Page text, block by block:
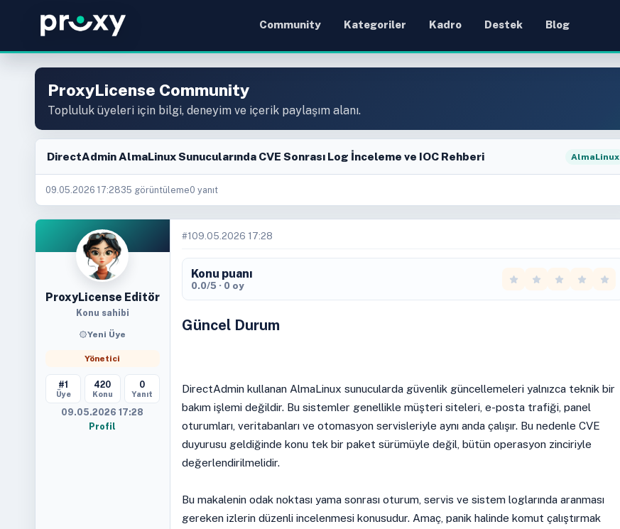
Community Kategoriler Kadro Destek Blog
ProxyLicense Community
Topluluk üyeleri için bilgi, deneyim ve içerik paylaşım alanı.
DirectAdmin AlmaLinux Sunucularında CVE Sonrası Log İnceleme ve IOC Rehberi AlmaLinux
09.05.2026 17:2835 görüntüleme0 yanıt
ProxyLicense Editör
Konu sahibi
Yeni Üye
Yönetici
#1
Üye
420
Konu
0
Yanıt
09.05.2026 17:28
Profil
#1 09.05.2026 17:28
Konu puanı
0.0/5 · 0 oy
Güncel Durum
DirectAdmin kullanan AlmaLinux sunucularda güvenlik güncellemeleri yalnızca teknik bir
bakım işlemi değildir. Bu sistemler genellikle müşteri siteleri, e-posta trafiği, panel
oturumları, veritabanları ve otomasyon servisleriyle aynı anda çalışır. Bu nedenle CVE
duyurusu geldiğinde konu tek bir paket sürümüyle değil, bütün operasyon zinciriyle
değerlendirilmelidir.
Bu makalenin odak noktası yama sonrası oturum, servis ve sistem loglarında aranması
gereken izlerin düzenli incelenmesi konusudur. Amaç, panik halinde komut çalıştırmak